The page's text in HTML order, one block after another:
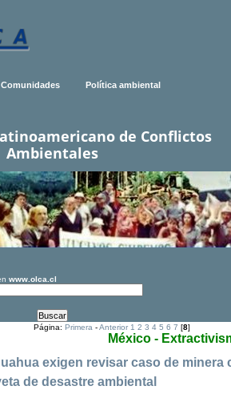
Comunidades Política ambiental
de Conflictos
Ambientales
www.olca.cl
Página:Primera -Anterior 1 2 3 4 5 6 7 [8]
México -
exigen revisar caso de minera
de desastre ambiental